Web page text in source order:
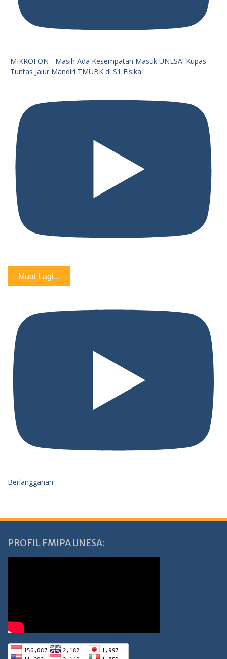
MIKROFON - Masih Ada Kesempatan Masuk UNESA! Kupas
Tuntas Jalur Mandiri TMUBK di S1 Fisika
Muat Lagi...
Berlangganan
PROFIL FMIPA UNESA: